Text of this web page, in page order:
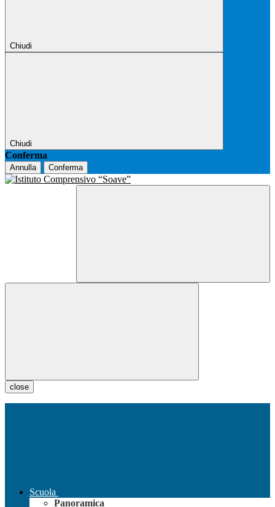
Chiudi
Chiudi
Conferma
Annulla Conferma
close
Scuola
Panoramica